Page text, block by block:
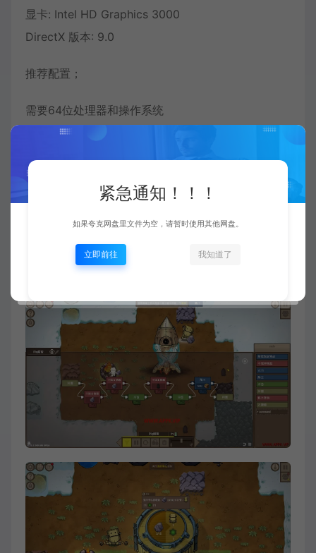
显卡: Intel HD Graphics 3000
DirectX 版本: 9.0
推荐配置；
需要64位处理器和操作系统
紧急通知！！！
如果夸克网盘里文件为空，请暂时使用其他网盘。
立即前往 我知道了